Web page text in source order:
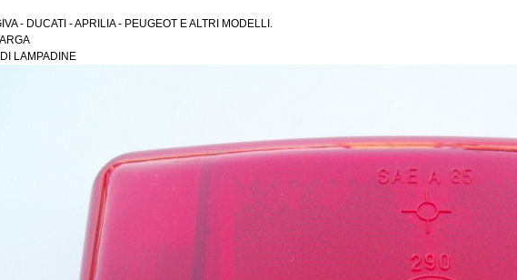
- DUCATI - APRILIA - PEUGEOT E ALTRI MODELLI.
LAMPADINE